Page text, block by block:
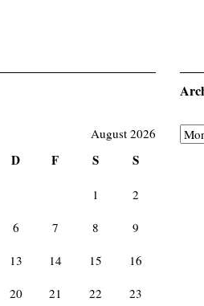
August 2026
D F S S
1 2
6 7 8 9
13 14 15 16
20 21 22 23